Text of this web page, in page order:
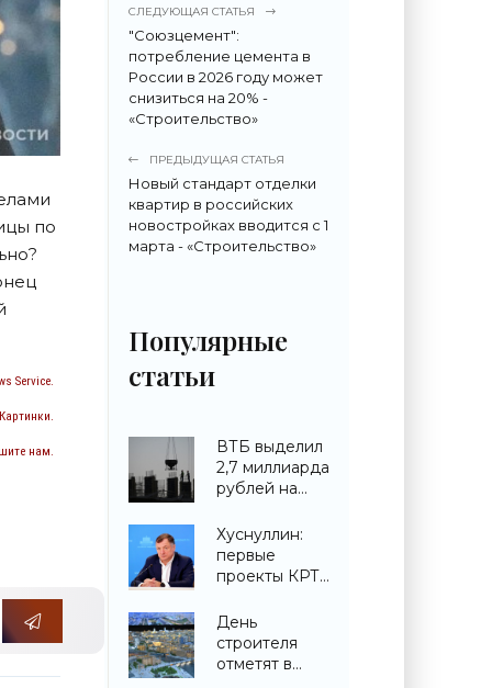
по
Service.
нам.
СЛЕДУЮЩАЯ СТАТЬЯ
"Союзцемент":
потребление цемента в
России в 2026 году может
снизиться на 20% -
«Строительство»
ПРЕДЫДУЩАЯ СТАТЬЯ
Новый стандарт отделки
квартир в российских
новостройках вводится с 1
марта - «Строительство»
Популярные
статьи
ВТБ выделил
2,7 миллиарда
рублей на
ЖК в
Симферополе -
«Строительство»
Хуснуллин:
первые
проекты КРТ
городах ДНР -
«Строительство»
День
строителя
отметят в